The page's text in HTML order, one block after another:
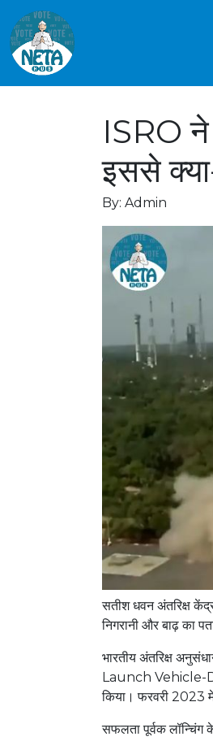
ISRO ने
इससे
By: Admin
सतीश धवन अंतरिक्ष
निगरानी और बाढ़ का
भारतीय अंतरिक्ष
Launch Vehicle-
किया। फरवरी 2023
सफलता पूर्वक लॉन्चिंग